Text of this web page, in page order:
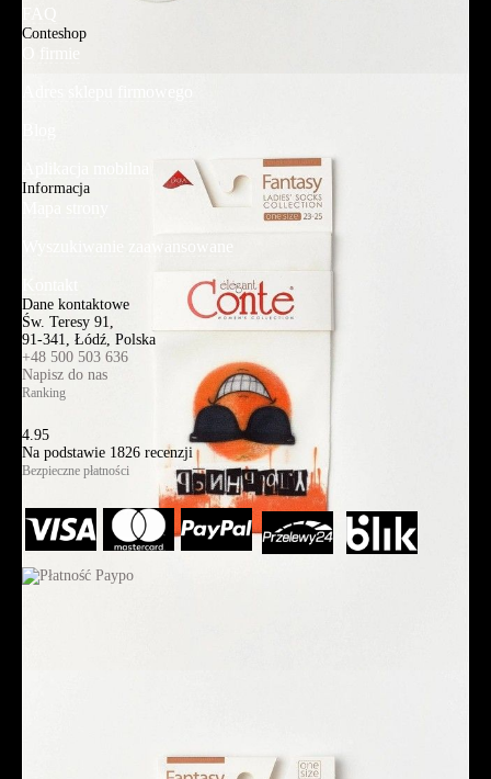
Conteshop
Informacja
Dane kontaktowe
Św. Teresy 91,
91-341, Łódź, Polska
+48 500 503 636
Napisz do nas
Ranking
4.95
Na podstawie 1826 recenzji
Bezpieczne płatności